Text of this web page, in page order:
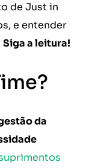
de Just in
e entender
Siga a leitura!
da